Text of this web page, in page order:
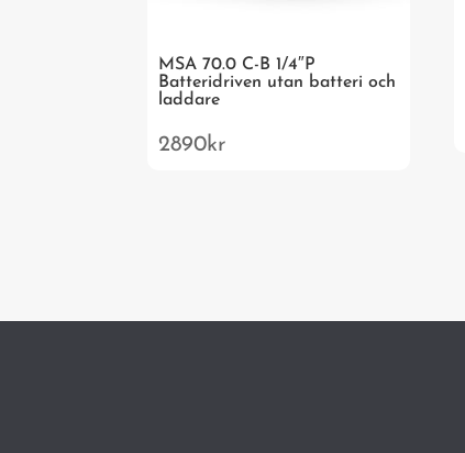
MSA 70.0 C-B 1/4″P
Batteridriven utan batteri och
laddare
2890kr